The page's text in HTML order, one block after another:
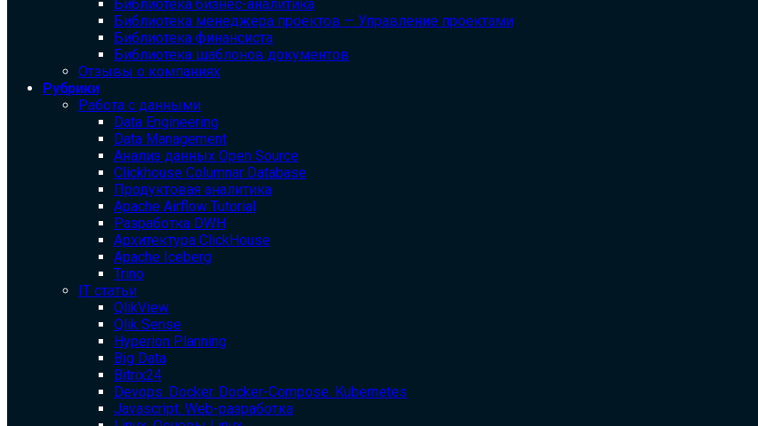
Библиотека бизнес-аналитика
Библиотека менеджера проектов — Управление проектами
Библиотека финансиста
Библиотека шаблонов документов
Отзывы о компаниях
Рубрики
Работа с данными
Data Engineering
Data Management
Анализ данных Open Source
Clickhouse Columnar Database
Продуктовая аналитика
Apache Airflow Tutorial
Разработка DWH
Архитектура ClickHouse
Apache Iceberg
Trino
IT статьи
QlikView
Qlik Sense
Hyperion Planning
Big Data
Bitrix24
Devops. Docker. Docker-Compose. Kubernetes
Javascript. Web-разработка